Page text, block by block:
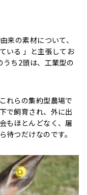
来の素材について、
いる 」と主張してお
うち2頭は、工業型の
れらの集約型農場で
で飼育され、外に出
もほとんどなく、屠
つだけなのです。